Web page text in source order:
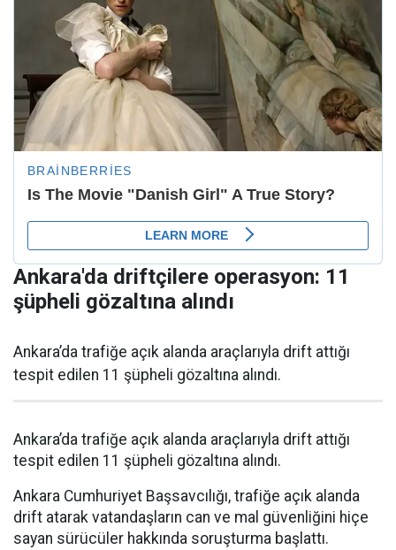
Ankara'da driftçilere operasyon: 11
şüpheli gözaltına alındı
Ankara’da trafiğe açık alanda araçlarıyla drift attığı
tespit edilen 11 şüpheli gözaltına alındı.
Ankara’da trafiğe açık alanda araçlarıyla drift attığı
tespit edilen 11 şüpheli gözaltına alındı.
Ankara Cumhuriyet Başsavcılığı, trafiğe açık alanda
drift atarak vatandaşların can ve mal güvenliğini hiçe
sayan sürücüler hakkında soruşturma başlattı.